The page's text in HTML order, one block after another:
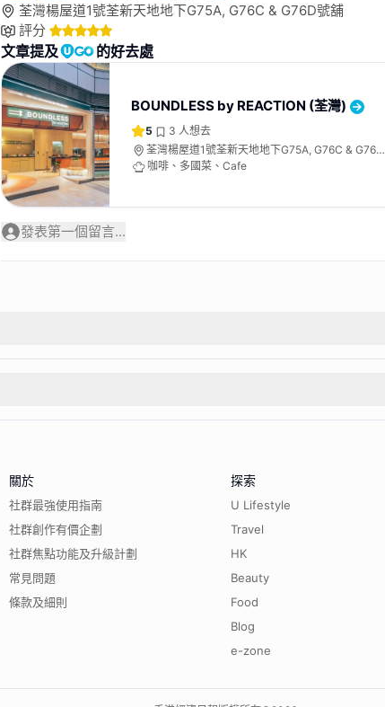
荃灣楊屋道1號荃新天地地下G75A, G76C & G76D號舖
評分
文章提及 的好去處
BOUNDLESS by REACTION (荃灣)
5 3 人想去
荃灣楊屋道1號荃新天地地下G75A, G76C & G76D
號舖
咖啡、多國菜、Cafe
發表第一個留言...
關於
社群最強使用指南
社群創作有價企劃
社群焦點功能及升級計劃
常見問題
條款及細則
探索
U Lifestyle
Travel
HK
Beauty
Food
Blog
e-zone